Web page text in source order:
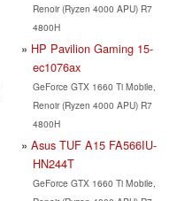
Renoir (Ryzen 4000 APU) R7
4800H
HP Pavilion Gaming 15-
ec1076ax
GeForce GTX 1660 Ti Mobile,
Renoir (Ryzen 4000 APU) R7
4800H
Asus TUF A15 FA566IU-
HN244T
GeForce GTX 1660 Ti Mobile,